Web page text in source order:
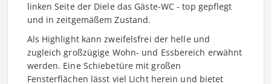
linken Seite der Diele das Gäste-WC - top gepflegt
und in zeitgemäßem Zustand.
Als Highlight kann zweifelsfrei der helle und
zugleich großzügige Wohn- und Essbereich erwähnt
werden. Eine Schiebetüre mit großen
Fensterflächen lässt viel Licht herein und bietet